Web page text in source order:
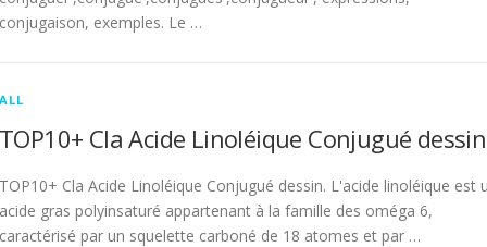
conjugaison, exemples. Le …
ALL
TOP10+ Cla Acide Linoléique Conjugué dessin
TOP10+ Cla Acide Linoléique Conjugué dessin. L'acide linoléique est
acide gras polyinsaturé appartenant à la famille des oméga 6,
caractérisé par un squelette carboné de 18 atomes et par …